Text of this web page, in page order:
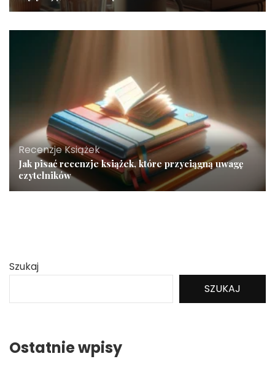
Recenzje Książek
Jak pisać recenzje książek, które przyciągną uwagę
czytelników
Szukaj
SZUKAJ
Ostatnie wpisy